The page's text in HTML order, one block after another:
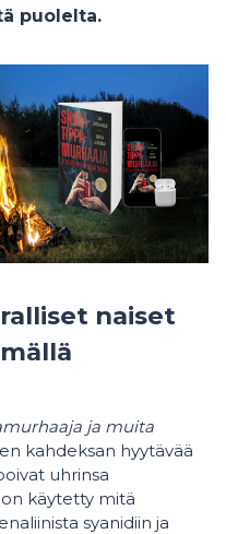
puolelta.
naiset
ja muita
kahdeksan hyytävää
uhrinsa
käytetty mitä
syanidiin ja